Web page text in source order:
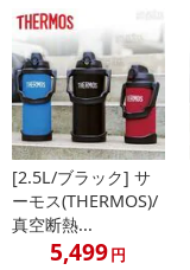
[2.5L/ブラック] サ
ーモス(THERMOS)/
真空断熱...
5,499円